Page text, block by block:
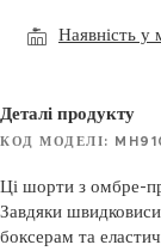
Наявність у
Деталі продукту
КОД МОДЕЛІ:
Ці шорти з омбре-
Завдяки
боксерам та